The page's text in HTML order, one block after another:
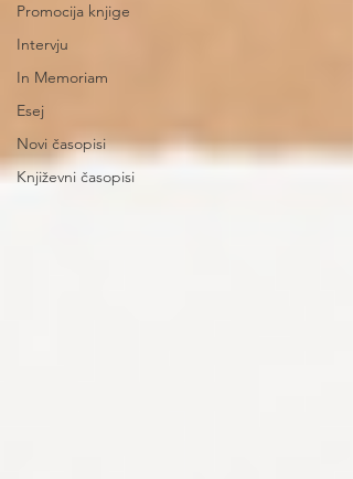
Promocija knjige
Intervju
In Memoriam
Esej
Novi časopisi
Književni časopisi